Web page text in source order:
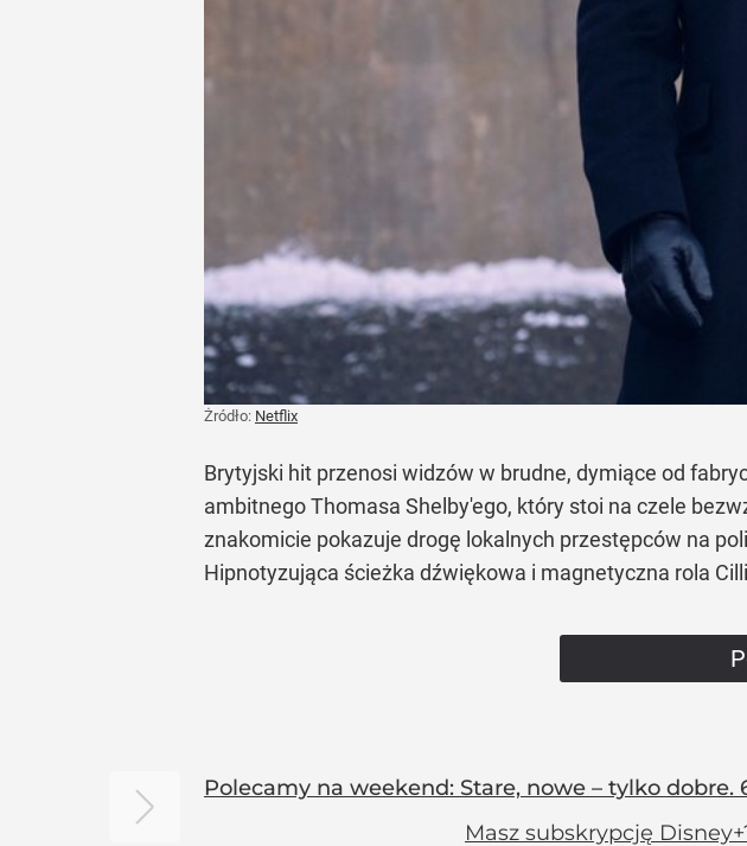
Żródło: Netflix
Brytyjski hit przenosi widzów w brudne, dymiące od
ambitnego Thomasa Shelby'ego, który stoi na czele
znakomicie pokazuje drogę lokalnych przestępców na
Hipnotyzująca ścieżka dźwiękowa i magnetyczna rola
Polecamy na weekend: Stare, nowe – tylko dobre.
Masz subskrypcję